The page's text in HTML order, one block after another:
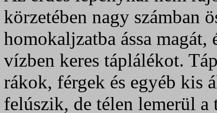
körzetében nagy számban
homokaljzatba ássa magát,
vízben keres táplálékot.
rákok, férgek és egyéb kis
felúszik, de télen lemerül a